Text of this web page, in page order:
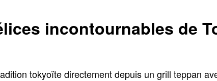
incontournables de
tokyoïte directement depuis un grill teppan